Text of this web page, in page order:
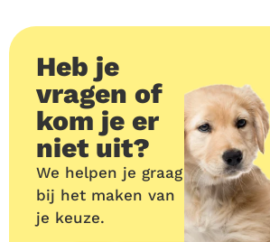
Heb je
vragen of
kom je er
niet uit?
We helpen je graag
bij het maken van
je keuze.